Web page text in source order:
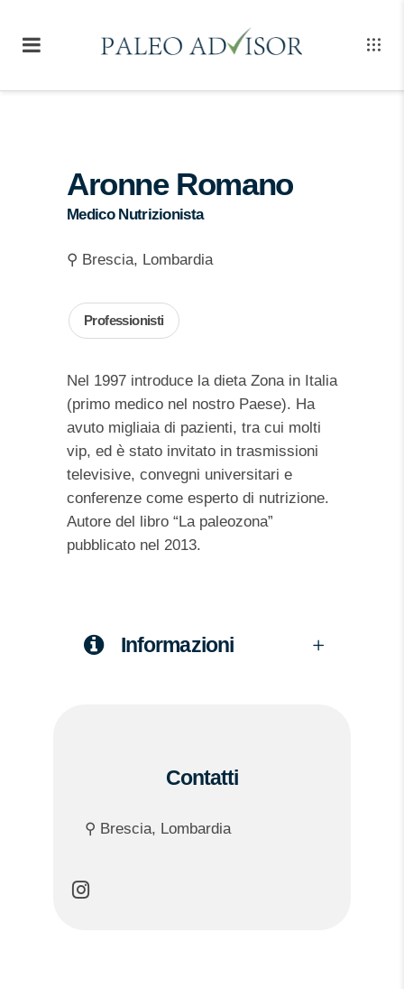
Aronne Romano
Medico Nutrizionista
⚲ Brescia, Lombardia
Professionisti
Nel 1997 introduce la dieta Zona in Italia
(primo medico nel nostro Paese). Ha
avuto migliaia di pazienti, tra cui molti
vip, ed è stato invitato in trasmissioni
televisive, convegni universitari e
conferenze come esperto di nutrizione.
Autore del libro “La paleozona”
pubblicato nel 2013.
Informazioni
Contatti
⚲ Brescia, Lombardia